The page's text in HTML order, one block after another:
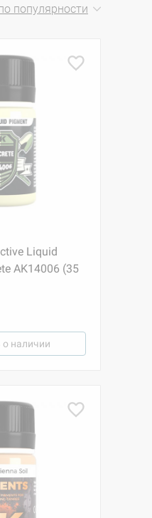
популярности
Liquid
AK14006 (35
наличии